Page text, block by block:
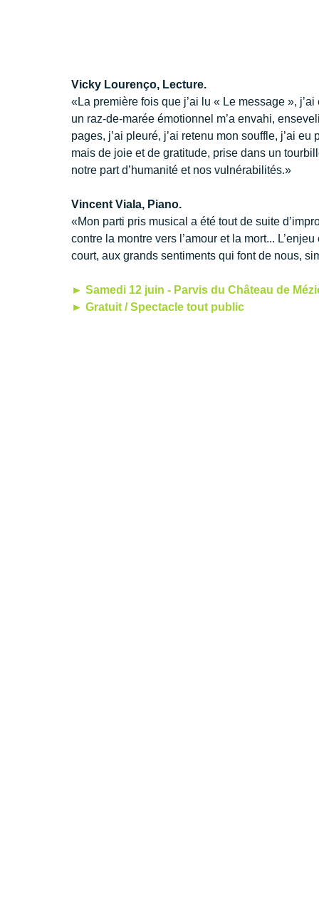
Vicky Lourenço, Lecture.
«La première fois que j’ai lu « Le message »,
un raz-de-marée émotionnel m’a envahi,
pages, j’ai pleuré, j’ai retenu mon souffle, j’ai
mais de joie et de gratitude, prise dans un
notre part d’humanité et nos vulnérabilités.»
Vincent Viala, Piano.
«Mon parti pris musical a été tout de suite
contre la montre vers l’amour et la mort...
court, aux grands sentiments qui font de nous,
► Samedi 12 juin - Parvis du Château de
► Gratuit / Spectacle tout public